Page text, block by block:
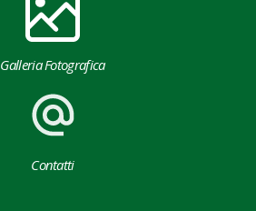
Galleria Fotografica
Contatti